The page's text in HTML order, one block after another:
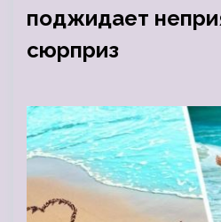
поджидает
сюрприз